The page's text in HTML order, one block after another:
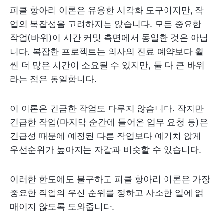
피클 항아리 이론은 유용한 시각화 도구이지만, 작
업의 복잡성을 고려하지는 않습니다. 모든 중요한
작업(바위)이 시간 커밋 측면에서 동일한 것은 아닙
니다. 복잡한 프로젝트는 의사의 진료 예약보다 훨
씬 더 많은 시간이 소요될 수 있지만, 둘 다 큰 바위
라는 점은 동일합니다.
이 이론은 긴급한 작업도 다루지 않습니다. 작지만
긴급한 작업(마지막 순간에 들어온 업무 요청 등)은
긴급성 때문에 예정된 다른 작업보다 예기치 않게
우선순위가 높아지는 자갈과 비슷할 수 있습니다.
이러한 한도에도 불구하고 피클 항아리 이론은 가장
중요한 작업의 우선 순위를 정하고 사소한 일에 얽
매이지 않도록 도와줍니다.